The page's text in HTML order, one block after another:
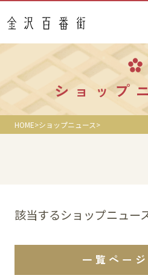
フロアガイド
あんと
Rinto
ショップニュース
ショップ
HOME ショップニュース
該当するショップニュー
一覧ペー